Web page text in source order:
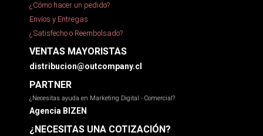
¿Cómo hacer un pedido?
Envíos y Entregas
¿Satisfecho o Reembolsado?
VENTAS MAYORISTAS
distribucion@outcompany.cl
PARTNER
¿Necesitas ayuda en Marketing Digital - Comercial?
Agencia BIZEN
¿NECESITAS UNA COTIZACIÓN?